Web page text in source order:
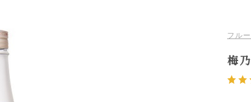
フル
梅